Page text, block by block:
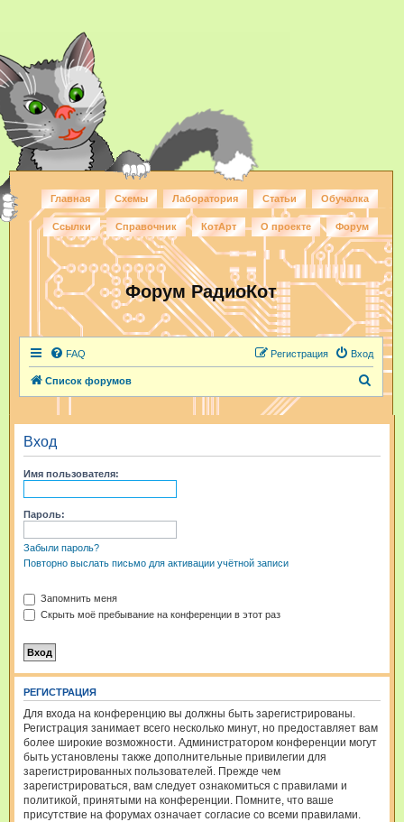
Главная Схемы Лаборатория Статьи Обучалка
Ссылки Справочник КотАрт О проекте Форум
Форум РадиоКот
FAQ Вход
Регистрация
Список форумов
и
Вход
Имя пользователя:
Пароль:
Забыли пароль?
Повторно выслать письмо для активации учётной записи
Запомнить меня
Скрыть моё пребывание на конференции в этот раз
РЕГИСТРАЦИЯ
Для входа на конференцию вы должны быть зарегистрированы.
Регистрация занимает всего несколько минут, но предоставляет вам
более широкие возможности. Администратором конференции могут
быть установлены также дополнительные привилегии для
зарегистрированных пользователей. Прежде чем
зарегистрироваться, вам следует ознакомиться с правилами и
политикой, принятыми на конференции. Помните, что ваше
присутствие на форумах означает согласие со всеми правилами.